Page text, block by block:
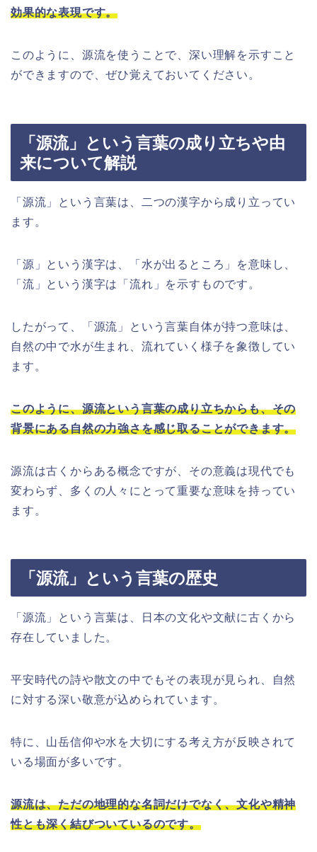
効果的な表現です。
このように、源流を使うことで、深い理解を示すこと
ができますので、ぜひ覚えておいてください。
「源流」という言葉の成り立ちや由
来について解説
「源流」という言葉は、二つの漢字から成り立ってい
ます。
「源」という漢字は、「水が出るところ」を意味し、
「流」という漢字は「流れ」を示すものです。
したがって、「源流」という言葉自体が持つ意味は、
自然の中で水が生まれ、流れていく様子を象徴してい
ます。
このように、源流という言葉の成り立ちからも、その
背景にある自然の力強さを感じ取ることができます。
源流は古くからある概念ですが、その意義は現代でも
変わらず、多くの人々にとって重要な意味を持ってい
ます。
「源流」という言葉の歴史
「源流」という言葉は、日本の文化や文献に古くから
存在していました。
平安時代の詩や散文の中でもその表現が見られ、自然
に対する深い敬意が込められています。
特に、山岳信仰や水を大切にする考え方が反映されて
いる場面が多いです。
源流は、ただの地理的な名詞だけでなく、文化や精神
性とも深く結びついているのです。